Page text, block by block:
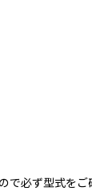
必ず型式をご